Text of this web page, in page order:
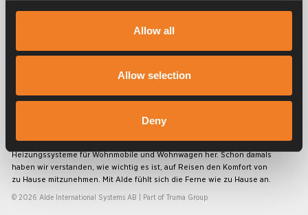
Allow all
Allow selection
Deny
FAQ
Alde schafft seit 1966 ein Gefühl von Zuhause und stellt
Heizungssysteme für Wohnmobile und Wohnwagen her. Schon damals
haben wir verstanden, wie wichtig es ist, auf Reisen den Komfort von
zu Hause mitzunehmen. Mit Alde fühlt sich die Ferne wie zu Hause an.
© 2026 Alde International Systems AB | Part of Truma Group